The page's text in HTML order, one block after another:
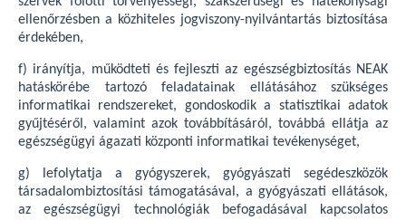
ellenőrzésben a közhiteles jogviszony-nyilvántartás biztosítása
érdekében,
f) irányítja, működteti és fejleszti az egészségbiztosítás NEAK
hatáskörébe tartozó feladatainak ellátásához szükséges
informatikai rendszereket, gondoskodik a statisztikai adatok
gyűjtéséről, valamint azok továbbításáról, továbbá ellátja az
egészségügyi ágazati központi informatikai tevékenységet,
g) lefolytatja a gyógyszerek, gyógyászati segédeszközök
társadalombiztosítási támogatásával, a gyógyászati ellátások,
az egészségügyi technológiák befogadásával kapcsolatos